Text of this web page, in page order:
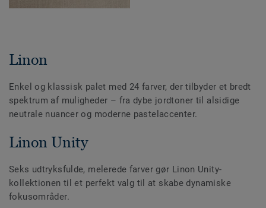
Linon
Enkel og klassisk palet med 24 farver, der tilbyder et bredt
spektrum af muligheder – fra dybe jordtoner til alsidige
neutrale nuancer og moderne pastelaccenter.
Linon Unity
Seks udtryksfulde, melerede farver gør Linon Unity-
kollektionen til et perfekt valg til at skabe dynamiske
fokusområder.